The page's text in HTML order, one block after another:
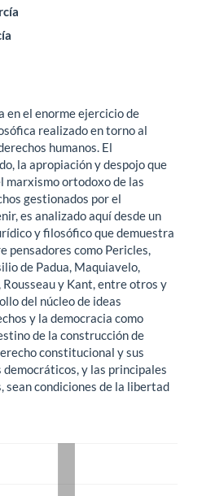
en el enorme ejercicio de
realizado en torno al
humanos. El
la apropiación y despojo que
marxismo ortodoxo de las
gestionados por el
es analizado aquí desde un
y filosófico que demuestra
pensadores como Pericles,
de Padua, Maquiavelo,
y Kant, entre otros y
del núcleo de ideas
y la democracia como
de la construcción de
constitucional y sus
y las principales
condiciones de la libertad